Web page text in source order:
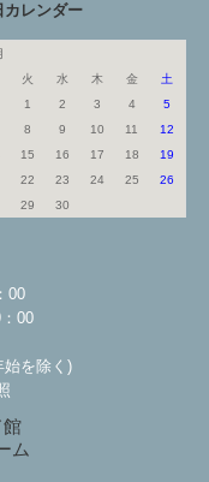
カレンダー
火 水 木 金
土
1
2 3 4
5
8 9 10 11
12
15 16 17 18
19
22 23 24 25
26
29 30
00
00
始を除く)
ム